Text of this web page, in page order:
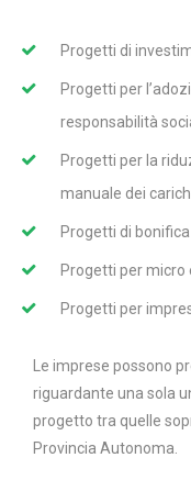
Progetti di
Progetti per
responsabilità
Progetti per la
manuale dei
Progetti di
Progetti per micro
Progetti per
Le imprese possono
riguardante una sola
progetto tra quelle
Provincia Autonoma.